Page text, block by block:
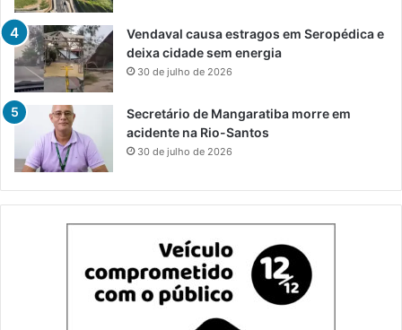
Vendaval causa estragos em Seropédica e
deixa cidade sem energia
30 de julho de 2026
Secretário de Mangaratiba morre em
acidente na Rio-Santos
30 de julho de 2026